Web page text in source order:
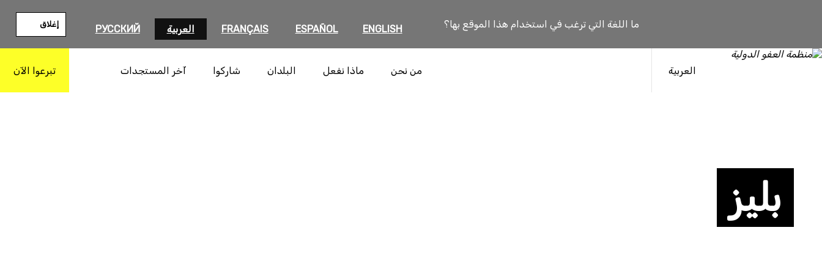
ما اللغة التي ترغب في استخدام هذا الموقع بها؟ ENGLISH
ESPAÑOL
FRANÇAIS العربية РУССКИЙ إغلاق
العربية من نحن ماذا نفعل البلدان شاركوا آخر المستجدات تبرعوا الآن
بليز